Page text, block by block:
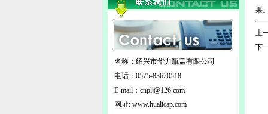
名称：绍兴市华力瓶盖有限公司
电话：0575-83620518
E-mail： cnplj@126.com
网址: www.hualicap.com
果
上
下